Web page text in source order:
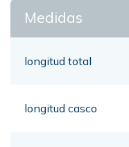
Medidas
longitud total
longitud casco